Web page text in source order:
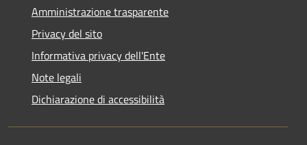
Amministrazione trasparente
Privacy del sito
Informativa privacy dell'Ente
Note legali
Dichiarazione di accessibilità